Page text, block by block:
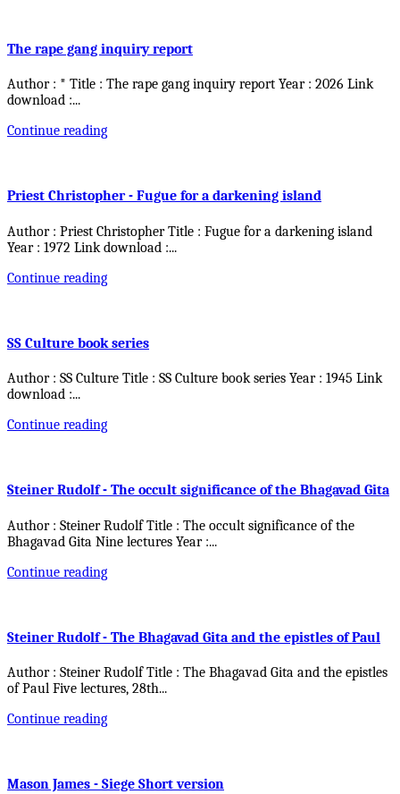
The rape gang inquiry report
Author : * Title : The rape gang inquiry report Year : 2026 Link
download :...
Continue reading
Priest Christopher - Fugue for a darkening island
Author : Priest Christopher Title : Fugue for a darkening island
Year : 1972 Link download :...
Continue reading
SS Culture book series
Author : SS Culture Title : SS Culture book series Year : 1945 Link
download :...
Continue reading
Steiner Rudolf - The occult significance of the Bhagavad Gita
Author : Steiner Rudolf Title : The occult significance of the
Bhagavad Gita Nine lectures Year :...
Continue reading
Steiner Rudolf - The Bhagavad Gita and the epistles of Paul
Author : Steiner Rudolf Title : The Bhagavad Gita and the epistles
of Paul Five lectures, 28th...
Continue reading
Mason James - Siege Short version